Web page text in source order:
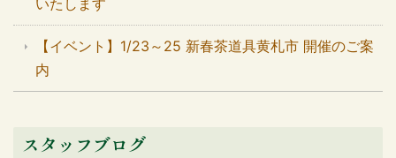
いたします
【イベント】1/23～25 新春茶道具黄札市 開催のご案
内
スタッフブログ